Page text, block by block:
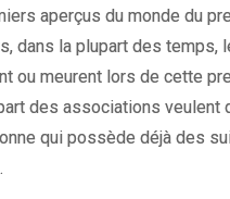
aperçus du monde du
dans la plupart des temps,
ou meurent lors de cette
des associations veulent
qui possède déjà des